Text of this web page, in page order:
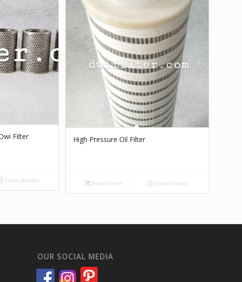
Filter
Show Details
High Pressure Oil Filter
Read more Show Details
OUR SOCIAL MEDIA